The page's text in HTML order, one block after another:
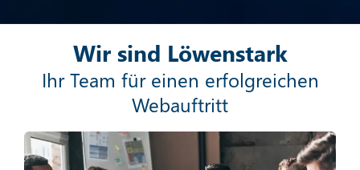
Mehr erfahren
Wir sind Löwenstark
Ihr Team für einen erfolgreichen
Webauftritt